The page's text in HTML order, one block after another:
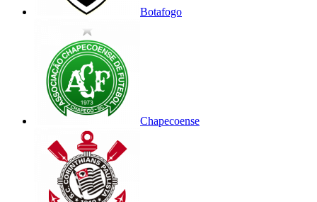
Botafogo
Chapecoense